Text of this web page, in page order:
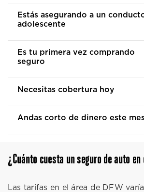
Estás asegurando a un
adolescente
Es tu primera vez comprando
seguro
Necesitas cobertura hoy
Andas corto de dinero este
¿Cuánto cuesta un seguro de auto en
Las tarifas en el área de DFW